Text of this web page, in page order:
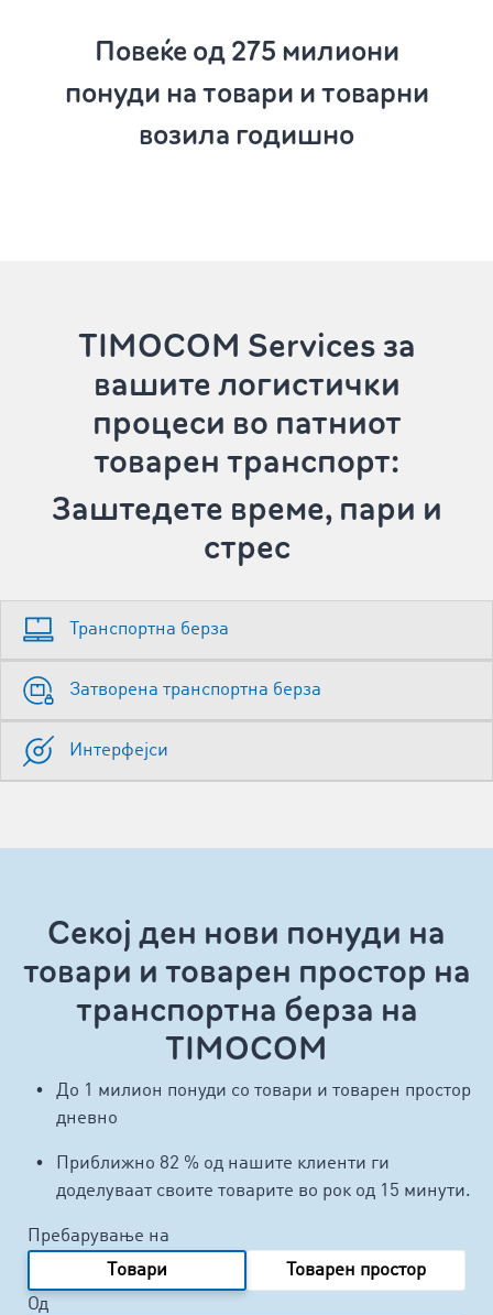
Повеќе од 275 милиони
понуди на товари и товарни
возила годишно
TIMOCOM Services за
вашите логистички
процеси во патниот
товарен транспорт:
Заштедете време, пари и
стрес
Транспортна берза
Затворена транспортна берза
Интерфејси
Секој ден нови понуди на
товари и товарен простор на
транспортна берза на
TIMOCOM
До 1 милион понуди со товари и товарен простор
дневно
Приближно 82 % од нашите клиенти ги
доделуваат своите товарите во рок од 15 минути.
Пребарување на
Tовари
Товарен простор
Од